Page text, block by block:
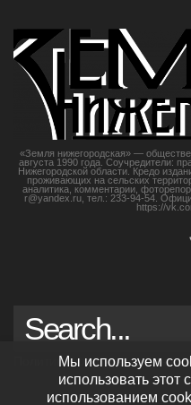
«Земля нижегородская» —
августа 1990 года. Соучредители:
Нижегородской области. Кредо
проживающих на сельских
аналитика, комментарии,
r@yandex.ru, тел.: 233-94-54.
https://
ПолитикаМы используем
использовать этот
использованием